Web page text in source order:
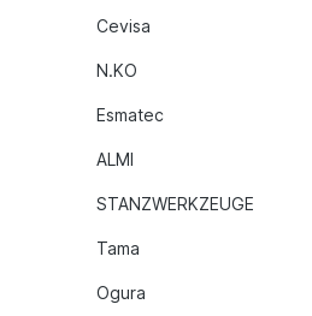
Cevisa
N.KO
Esmatec
ALMI
STANZWERKZEUGE
Tama
Ogura